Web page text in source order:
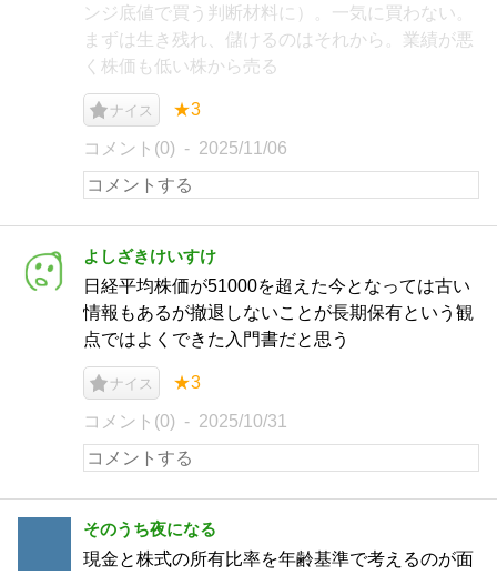
ンジ底値で買う判断材料に）。一気に買わない。
まずは生き残れ、儲けるのはそれから。業績が悪
く株価も低い株から売る
ナイス ★3
コメント(0) 2025/11/06
よしざきけいすけ
日経平均株価が51000を超えた今となっては古い
情報もあるが撤退しないことが長期保有という観
点ではよくできた入門書だと思う
ナイス ★3
コメント(0) 2025/10/31
そのうち夜になる
現金と株式の所有比率を年齢基準で考えるのが面